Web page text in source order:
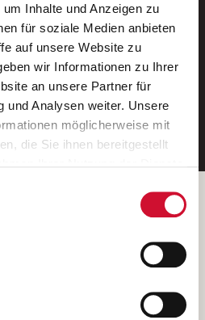
Inhalte und Anzeigen zu
für soziale Medien anbieten
auf unsere Website zu
wir Informationen zu Ihrer
an unsere Partner für
und Analysen weiter. Unsere
möglicherweise mit
die Sie ihnen bereitgestellt
klicken, so stimmen
Cookies zu. Sie können
jederzeit widerrufen,
aufrufen und diese
per E-Mail.
Service von AWO
Jobs.
eintragen
AWO Bezirksverbandes Unterfranken